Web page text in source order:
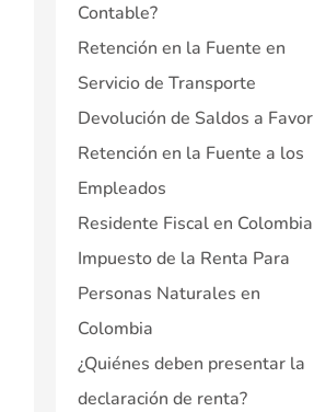
Contable?
Retención en la Fuente en
Servicio de Transporte
Devolución de Saldos a Favor
Retención en la Fuente a los
Empleados
Residente Fiscal en Colombia
Impuesto de la Renta Para
Personas Naturales en
Colombia
¿Quiénes deben presentar la
declaración de renta?